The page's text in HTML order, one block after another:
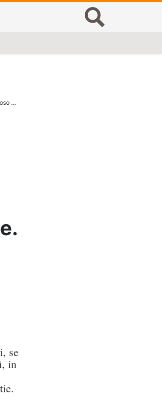
se
in